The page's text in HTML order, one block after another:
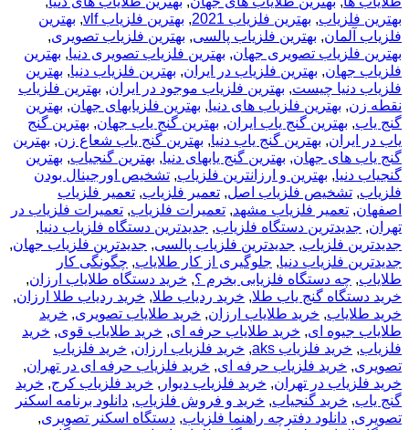
بهترین فلزیاب, بهترین فلزیاب 2021 , بهترین فلزیاب vlf , بهترین
فلزیاب آلمان, بهترین فلزیاب پالسی, بهترین فلزیاب تصویری,
بهترین فلزیاب تصویری جهان, بهترین فلزیاب تصویری دنیا, بهترین
فلزیاب جهان, بهترین فلزیاب در ایران, بهترین فلزیاب دنیا, بهترین
فلزیاب دنیا چیست, بهترین فلزیاب موجود در ایران, بهترین فلزیاب
نقطه زن, بهترین فلزیاب های دنیا, بهترین فلزیابهای جهان, بهترین
گنج یاب, بهترین گنج یاب ایران, بهترین گنج یاب جهان, بهترین گنج
یاب در ایران, بهترین گنج یاب دنیا, بهترین گنج یاب شعاع زن, بهترین
گنج یاب های جهان, بهترین گنج یابهای دنیا, بهترین گنجیاب, بهترین
گنجیاب دنیا, بهترین و ارزانترین فلزیاب, تشخیص اورجینال بودن
فلزیاب, تشخیص فلزیاب اصل, تعمیر فلزیاب, تعمیر فلزیاب
اصفهان, تعمیر فلزیاب مشهد, تعمیرات فلزیاب, تعمیرات فلزیاب در
تهران, جدیدترین دستگاه فلزیاب, جدیدترین دستگاه فلزیاب دنیا,
جدیدترین فلزیاب, جدیدترین فلزیاب پالسی, جدیدترین فلزیاب جهان,
جدیدترین فلزیاب دنیا, جلوگیری از کار طلایاب, چگونگی کار
طلایاب, چه دستگاه فلزیابی بخرم ؟, خرید دستگاه طلایاب ارزان,
خرید دستگاه گنج یاب طلا, خرید ردیاب طلا, خرید ردیاب طلا ارزان,
خرید طلایاب, خرید طلایاب ارزان, خرید طلایاب تصویری, خرید
طلایاب جیوه ای, خرید طلایاب حرفه ای, خرید طلایاب قوی, خرید
فلزیاب, خرید فلزیاب aks , خرید فلزیاب ارزان, خرید فلزیاب
تصویری, خرید فلزیاب حرفه ای, خرید فلزیاب حرفه ای در تهران,
خرید فلزیاب در تهران, خرید فلزیاب دیوار , خرید فلزیاب کرج, خرید
گنج یاب, خرید گنجیاب, خرید و فروش فلزیاب, دانلود برنامه اسکنر
تصویری, دانلود دفترچه راهنما فلزیاب, دستگاه اسکنر تصویری,